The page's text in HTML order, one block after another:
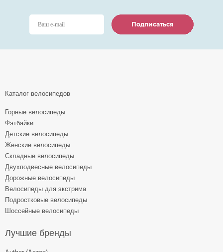
Подписаться
Подписаться
Подписаться
Каталог велосипедов
Горные велосипеды
Фэтбайки
Детские велосипеды
Женские велосипеды
Складные велосипеды
Двухподвесные велосипеды
Дорожные велосипеды
Велосипеды для экстрима
Подростковые велосипеды
Шоссейные велосипеды
Лучшие бренды